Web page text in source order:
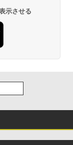
示させる